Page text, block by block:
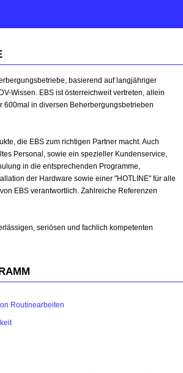
basierend auf langjähriger
Wissen. EBS ist österreichweit vertreten, allein
600mal in diversen Beherbergungsbetrieben
die EBS zum richtigen Partner macht. Auch
Personal, sowie ein spezieller Kundenservice,
in die entsprechenden Programme,
der Hardware sowie einer "HOTLINE" für alle
EBS verantwortlich. Zahlreiche Referenzen
seriösen und fachlich kompetenten
Routinearbeiten